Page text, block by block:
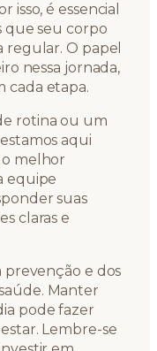
é essencial
que seu corpo
regular. O papel
nessa jornada,
cada etapa.
rotina ou um
aqui
melhor
equipe
suas
claras e
prevenção e dos
Manter
pode fazer
Lembre-se